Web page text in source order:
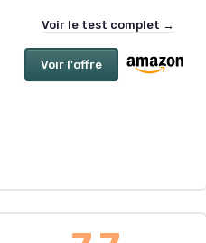
Voir le test complet →
Voir l'offre